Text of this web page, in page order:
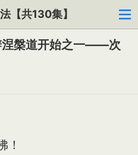
【共130集】
涅槃道开始之一——次